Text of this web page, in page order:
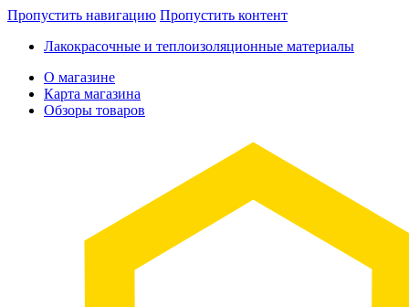
Пропустить навигацию Пропустить контент
Лакокрасочные и теплоизоляционные материалы
О магазине
Карта магазина
Обзоры товаров